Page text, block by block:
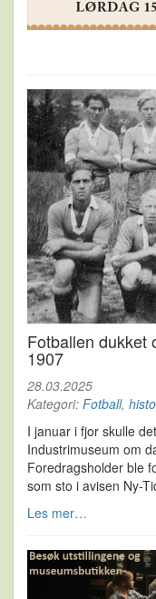
Fotballen dukket
1907
28.03.2025
Kategori: Fotball,
I januar i fjor skulle
Industrimuseum om
Foredragsholder ble
som sto i avisen Ny-
Les mer…